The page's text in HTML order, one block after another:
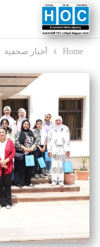
Home أخبار صحفية